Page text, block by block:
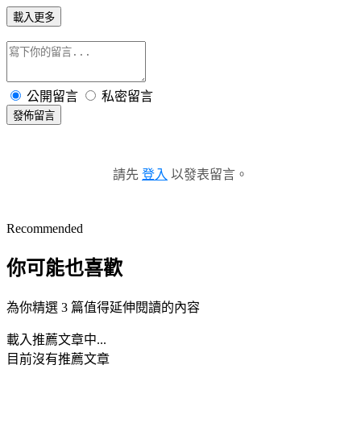
載入更多
公開留言 私密留言
發佈留言
請先 登入 以發表留言。
Recommended
你可能也喜歡
為你精選 3 篇值得延伸閱讀的內容
載入推薦文章中...
目前沒有推薦文章